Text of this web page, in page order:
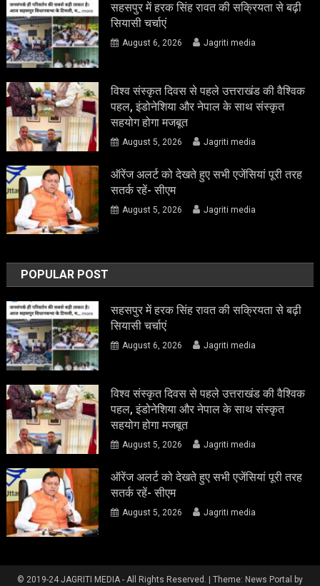
सहसपुर में हरक सिंह रावत की सक्रियता से बढ़ी
सियासी चर्चाएं
August 6, 2026 Jagriti media
विश्व संस्कृत दिवस से पहले उत्तराखंड की वैश्विक
पहल, इंडोनेशिया और नेपाल के साथ संस्कृत
सहयोग होगा मजबूत
August 5, 2026 Jagriti media
ऑरेंज अलर्ट को देखते हुए सभी एजेंसियां पूरी तरह
सतर्क रहें- सीएम
August 5, 2026 Jagriti media
POPULAR POST
सहसपुर में हरक सिंह रावत की सक्रियता से बढ़ी
सियासी चर्चाएं
August 6, 2026 Jagriti media
विश्व संस्कृत दिवस से पहले उत्तराखंड की वैश्विक
पहल, इंडोनेशिया और नेपाल के साथ संस्कृत
सहयोग होगा मजबूत
August 5, 2026 Jagriti media
ऑरेंज अलर्ट को देखते हुए सभी एजेंसियां पूरी तरह
सतर्क रहें- सीएम
August 5, 2026 Jagriti media
© 2019-24 JAGRITI MEDIA - All Rights Reserved. Theme: News Portal by